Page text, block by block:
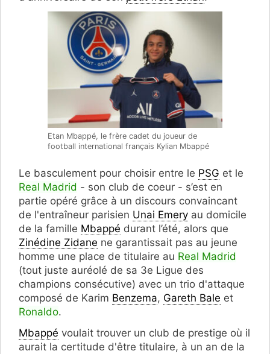
Etan Mbappé, le frère cadet du joueur de
football international français Kylian Mbappé
Le basculement pour choisir entre le PSG et le
Real Madrid - son club de coeur - s’est en
partie opéré grâce à un discours convaincant
de l'entraîneur parisien Unai Emery au domicile
de la famille Mbappé durant l’été, alors que
Zinédine Zidane ne garantissait pas au jeune
homme une place de titulaire au Real Madrid
(tout juste auréolé de sa 3e Ligue des
champions consécutive) avec un trio d'attaque
composé de Karim Benzema, Gareth Bale et
Ronaldo.
Mbappé voulait trouver un club de prestige où il
aurait la certitude d'être titulaire, à un an de la